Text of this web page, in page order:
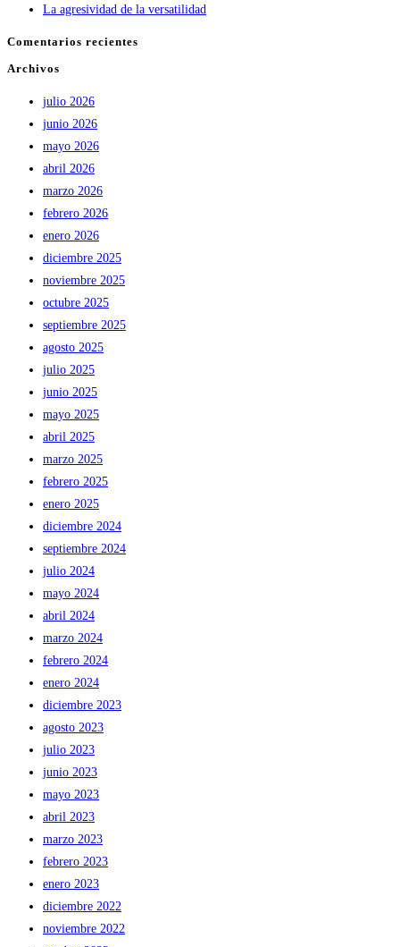
La agresividad de la versatilidad
Comentarios recientes
Archivos
julio 2026
junio 2026
mayo 2026
abril 2026
marzo 2026
febrero 2026
enero 2026
diciembre 2025
noviembre 2025
octubre 2025
septiembre 2025
agosto 2025
julio 2025
junio 2025
mayo 2025
abril 2025
marzo 2025
febrero 2025
enero 2025
diciembre 2024
septiembre 2024
julio 2024
mayo 2024
abril 2024
marzo 2024
febrero 2024
enero 2024
diciembre 2023
agosto 2023
julio 2023
junio 2023
mayo 2023
abril 2023
marzo 2023
febrero 2023
enero 2023
diciembre 2022
noviembre 2022